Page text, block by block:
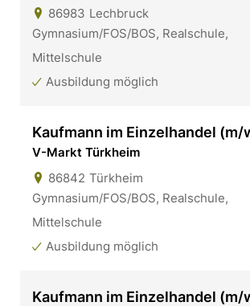
86983 Lechbruck
Gymnasium/FOS/BOS, Realschule,
Mittelschule
Ausbildung möglich
Kaufmann im Einzelhandel (m/
V-Markt Türkheim
86842 Türkheim
Gymnasium/FOS/BOS, Realschule,
Mittelschule
Ausbildung möglich
Kaufmann im Einzelhandel (m/